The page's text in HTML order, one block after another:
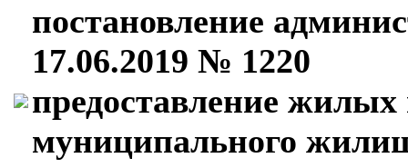
постановление
17.06.2019 № 1220
предоставление
муниципального